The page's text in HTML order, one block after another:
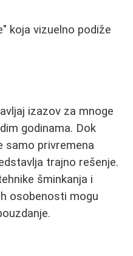
koja vizuelno podiže
izazov za mnoge
godinama. Dok
samo privremena
trajno rešenje.
šminkanja i
osobenosti mogu